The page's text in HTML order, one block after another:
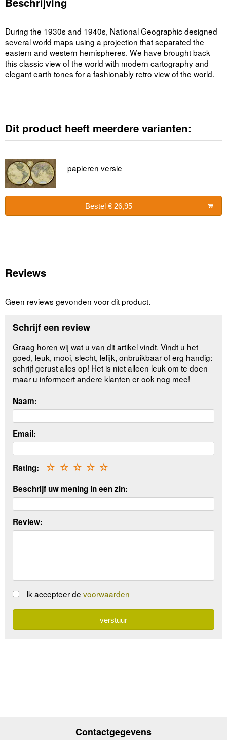
During the 1930s and 1940s, National Geographic designed
several world maps using a projection that separated the
eastern and western hemispheres. We have brought back
this classic view of the world with modern cartography and
elegant earth tones for a fashionably retro view of the world.
Dit product heeft meerdere varianten:
papieren versie
Bestel € 26,95
Reviews
Geen reviews gevonden voor dit product.
Schrijf een review
Graag horen wij wat u van dit artikel vindt. Vindt u het
goed, leuk, mooi, slecht, lelijk, onbruikbaar of erg handig:
schrijf gerust alles op! Het is niet alleen leuk om te doen
maar u informeert andere klanten er ook nog mee!
Naam:
Email:
Rating: ☆
☆
☆
☆
☆
Beschrijf uw mening in een zin:
Review:
Ik accepteer de voorwaarden
Contactgegevens